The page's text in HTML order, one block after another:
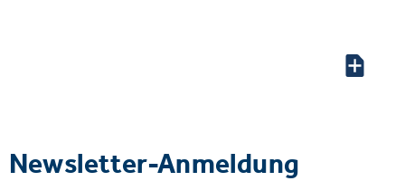
Newsletter-Anmeldung